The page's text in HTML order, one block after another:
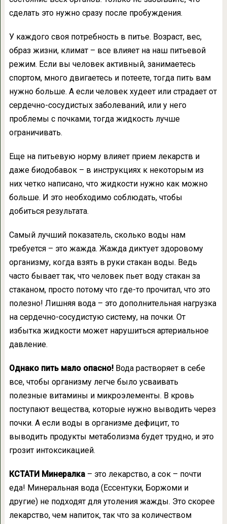
сделать это нужно сразу после пробуждения.
У каждого своя потребность в питье. Возраст, вес,
образ жизни, климат – все влияет на наш питьевой
режим. Если вы человек активный, занимаетесь
спортом, много двигаетесь и потеете, тогда пить вам
нужно больше. А если человек худеет или страдает от
сердечно-сосудистых заболеваний, или у него
проблемы с почками, тогда жидкость лучше
ограничивать.
Еще на питьевую норму влияет прием лекарств и
даже биодобавок – в инструкциях к некоторым из
них четко написано, что жидкости нужно как можно
больше. И это необходимо соблюдать, чтобы
добиться результата.
Самый лучший показатель, сколько воды нам
требуется – это жажда. Жажда диктует здоровому
организму, когда взять в руки стакан воды. Ведь
часто бывает так, что человек пьет воду стакан за
стаканом, просто потому что где-то прочитал, что это
полезно! Лишняя вода – это дополнительная нагрузка
на сердечно-сосудистую систему, на почки. От
избытка жидкости может нарушиться артериальное
давление.
Однако пить мало опасно! Вода растворяет в себе
все, чтобы организму легче было усваивать
полезные витамины и микроэлементы. В кровь
поступают вещества, которые нужно выводить через
почки. А если воды в организме дефицит, то
выводить продукты метаболизма будет трудно, и это
грозит интоксикацией.
КСТАТИ Минералка– это лекарство, а сок – почти
еда! Минеральная вода (Ессентуки, Боржоми и
другие) не подходят для утоления жажды. Это скорее
лекарство, чем напиток, так что за количеством